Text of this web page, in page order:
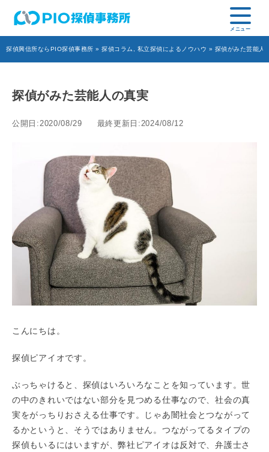
探偵興信所ならPIO探偵事務所 » 探偵コラム 私立探偵によるノウハウ » 探偵がみた芸能人
探偵がみた芸能人の真実
公開日:2020/08/29 最終更新日:2024/08/12
こんにちは。
探偵ピアイオです。
ぶっちゃけると、探偵はいろいろなことを知っています。世
の中のきれいではない部分を見つめる仕事なので、社会の真
実をがっちりおさえる仕事です。じゃあ闇社会とつながって
るかというと、そうではありません。つながってるタイプの
探偵もいるにはいますが、弊社ピアイオは反対で、弁護士さ